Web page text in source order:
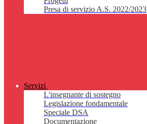
Presa di servizio A.S. 2022/2023
Servizi
L'insegnante di sostegno
Legislazione fondamentale
Speciale DSA
Documentazione